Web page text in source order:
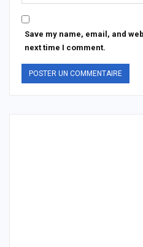
Save my name, email, and
next time I comment.